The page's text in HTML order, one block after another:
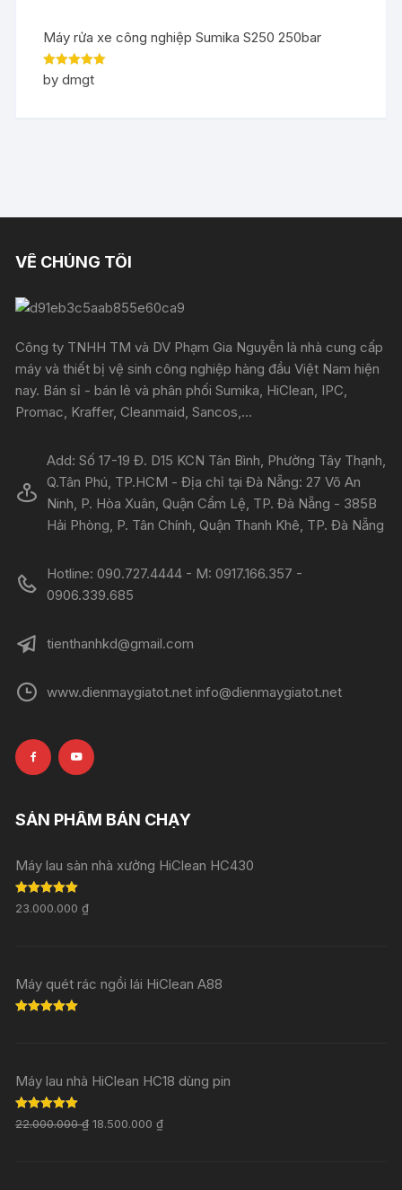
Máy rửa xe công nghiệp Sumika S250 250bar
Rated5out
of 5
by dmgt
VỀ CHÚNG TÔI
Công ty TNHH TM và DV Phạm Gia Nguyễn là nhà cung cấp
máy và thiết bị vệ sinh công nghiệp hàng đầu Việt Nam hiện
nay. Bán sỉ - bán lẻ và phân phối Sumika, HiClean, IPC,
Promac, Kraffer, Cleanmaid, Sancos,...
Add: Số 17-19 Đ. D15 KCN Tân Bình, Phường Tây Thạnh,
Q.Tân Phú, TP.HCM - Địa chỉ tại Đà Nẵng: 27 Võ An
Ninh, P. Hòa Xuân, Quận Cẩm Lệ, TP. Đà Nẵng - 385B
Hải Phòng, P. Tân Chính, Quận Thanh Khê, TP. Đà Nẵng
Hotline: 090.727.4444 - M: 0917.166.357 -
0906.339.685
tienthanhkd@gmail.com
www.dienmaygiatot.net info@dienmaygiatot.net
SẢN PHẨM BÁN CHẠY
Máy lau sàn nhà xưởng HiClean HC430
Rated5.00
out of 5
23.000.000₫
Máy quét rác ngồi lái HiClean A88
Máy lau nhà HiClean HC18 dùng pin
Rated5.00
out of 5
22.000.000₫ 18.500.000₫